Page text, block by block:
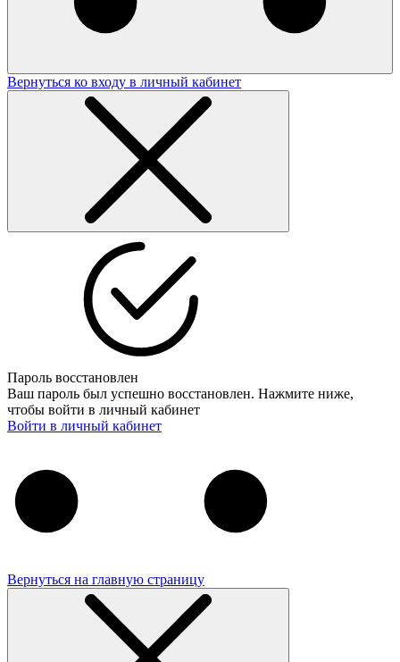
Вернуться ко входу в личный кабинет
Пароль восстановлен
Ваш пароль был успешно восстановлен. Нажмите ниже,
чтобы войти в личный кабинет
Войти в личный кабинет
Вернуться на главную страницу